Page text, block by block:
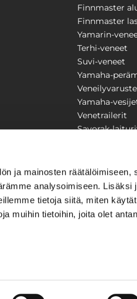
ja mainosten räätälöimiseen,
analysoimiseen. Lisäksi
tietoja siitä, miten
muihin tietoihin, joita olet
Finnmaster
Finnmaster
Yamarin-
Terhi-veneet
Suvi-veneet
Yamaha-
Yamaha-
Venetrailerit
Savorak-
Yritysesittely
Yhteystiedot
Huolto ja
Ajankohtaista